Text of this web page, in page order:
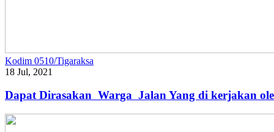
Kodim 0510/Tigaraksa
18 Jul, 2021
Dapat Dirasakan Warga Jalan Yang di kerjakan